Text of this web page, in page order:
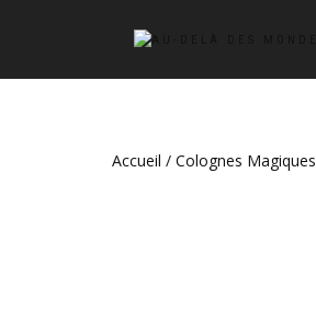
Accueil / Colognes Magiques